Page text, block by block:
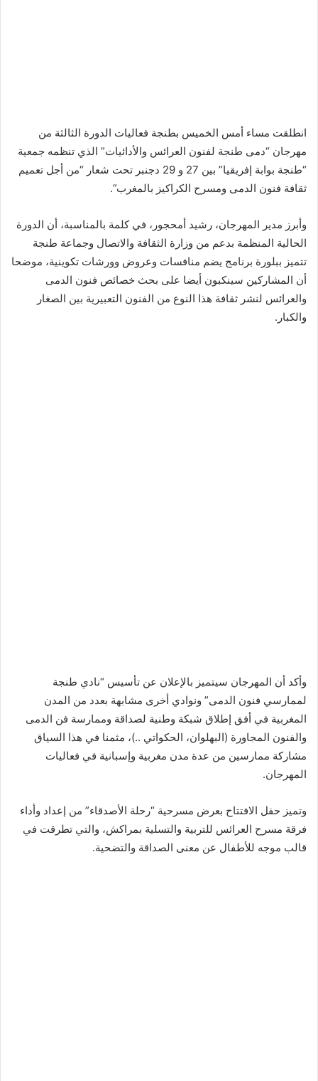
انطلقت مساء أمس الخميس بطنجة فعاليات الدورة الثالثة من
مهرجان “دمى طنجة لفنون العرائس والأدائيات” الذي تنظمه جمعية
“طنجة بوابة إفريقيا” بين 27 و 29 دجنبر تحت شعار “من أجل تعميم
ثقافة فنون الدمى ومسرح الكراكيز بالمغرب”.
وأبرز مدير المهرجان، رشيد أمحجور، في كلمة بالمناسبة، أن الدورة
الحالية المنظمة بدعم من وزارة الثقافة والاتصال وجماعة طنجة
تتميز ببلورة برنامج يضم منافسات وعروض وورشات تكوينية، موضحا
أن المشاركين سينكبون أيضا على بحث خصائص فنون الدمى
والعرائس لنشر ثقافة هذا النوع من الفنون التعبيرية بين الصغار
والكبار.
وأكد أن المهرجان سيتميز بالإعلان عن تأسيس “نادي طنجة
لممارسي فنون الدمى” ونوادي أخرى مشابهة بعدد من المدن
المغربية في أفق إطلاق شبكة وطنية لصداقة وممارسة فن الدمى
والفنون المجاورة (البهلوان، الحكواتي ..)، مثمنا في هذا السياق
مشاركة ممارسين من عدة مدن مغربية وإسبانية في فعاليات
المهرجان.
وتميز حفل الافتتاح بعرض مسرحية “رحلة الأصدقاء” من إعداد وأداء
فرقة مسرح العرائس للتربية والتسلية بمراكش، والتي تطرقت في
قالب موجه للأطفال عن معنى الصداقة والتضحية.